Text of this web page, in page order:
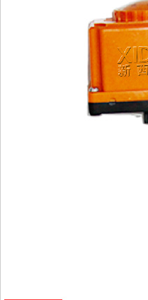
一般项目：智能卡、工业自
五金产品、机械设备、电气
境保护监测，环境应急治理
器仪表制造、生产、加工，
备制造，其它电子器件制造